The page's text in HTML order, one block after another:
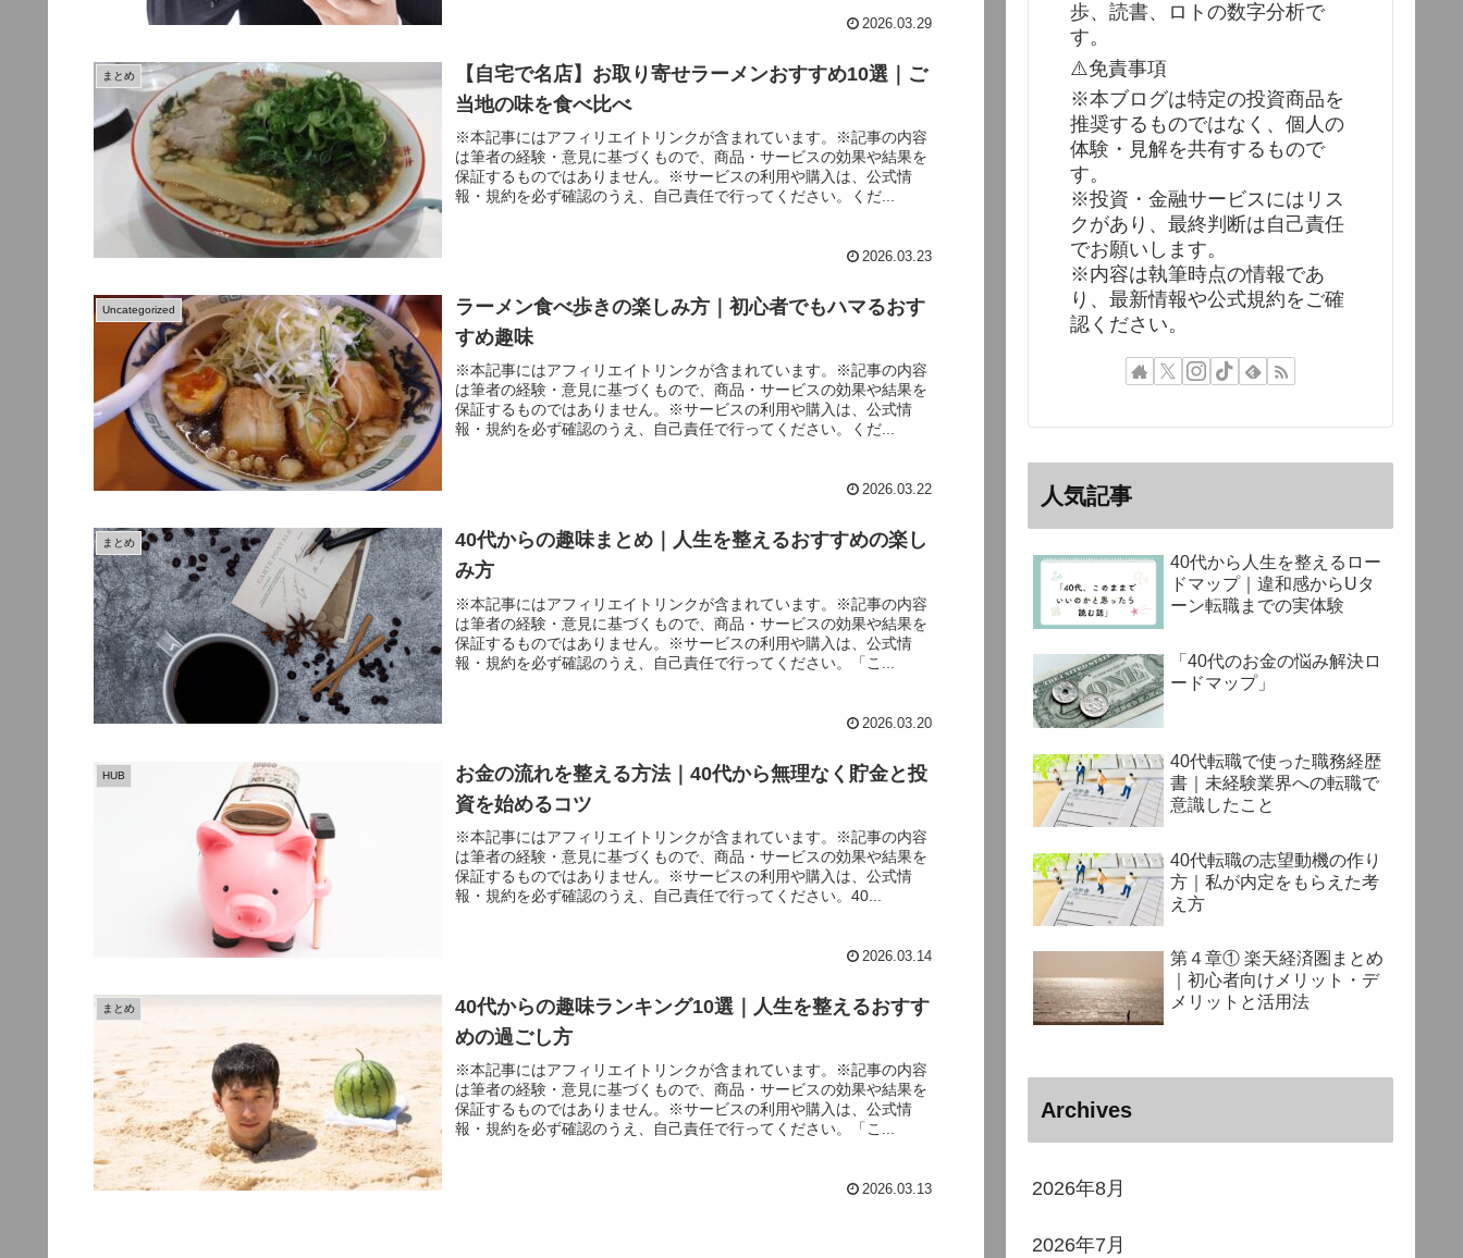
2026.03.29
まとめ
【自宅で名店】お取り寄せラーメンおすすめ10選｜ご
当地の味を食べ比べ
※本記事にはアフィリエイトリンクが含まれています。※記事の内容
は筆者の経験・意見に基づくもので、商品・サービスの効果や結果を
保証するものではありません。※サービスの利用や購入は、公式情
報・規約を必ず確認のうえ、自己責任で行ってください。くだ...
2026.03.23
Uncategorized
ラーメン食べ歩きの楽しみ方｜初心者でもハマるおす
すめ趣味
※本記事にはアフィリエイトリンクが含まれています。※記事の内容
は筆者の経験・意見に基づくもので、商品・サービスの効果や結果を
保証するものではありません。※サービスの利用や購入は、公式情
報・規約を必ず確認のうえ、自己責任で行ってください。くだ...
2026.03.22
まとめ
40代からの趣味まとめ｜人生を整えるおすすめの楽し
み方
※本記事にはアフィリエイトリンクが含まれています。※記事の内容
は筆者の経験・意見に基づくもので、商品・サービスの効果や結果を
保証するものではありません。※サービスの利用や購入は、公式情
報・規約を必ず確認のうえ、自己責任で行ってください。「こ...
2026.03.20
HUB
お金の流れを整える方法｜40代から無理なく貯金と投
資を始めるコツ
※本記事にはアフィリエイトリンクが含まれています。※記事の内容
は筆者の経験・意見に基づくもので、商品・サービスの効果や結果を
保証するものではありません。※サービスの利用や購入は、公式情
報・規約を必ず確認のうえ、自己責任で行ってください。40...
2026.03.14
まとめ
40代からの趣味ランキング10選｜人生を整えるおすす
めの過ごし方
※本記事にはアフィリエイトリンクが含まれています。※記事の内容
は筆者の経験・意見に基づくもので、商品・サービスの効果や結果を
保証するものではありません。※サービスの利用や購入は、公式情
報・規約を必ず確認のうえ、自己責任で行ってください。「こ...
2026.03.13
歩、読書、ロトの数字分析で
す。
⚠️免責事項
※本ブログは特定の投資商品を
推奨するものではなく、個人の
体験・見解を共有するもので
す。
※投資・金融サービスにはリス
クがあり、最終判断は自己責任
でお願いします。
※内容は執筆時点の情報であ
り、最新情報や公式規約をご確
認ください。
人気記事
40代から人生を整えるロー
ドマップ｜違和感からUタ
ーン転職までの実体験
「40代のお金の悩み解決ロ
ードマップ」
40代転職で使った職務経歴
書｜未経験業界への転職で
意識したこと
40代転職の志望動機の作り
方｜私が内定をもらえた考
え方
第４章① 楽天経済圏まとめ
｜初心者向けメリット・デ
メリットと活用法
Archives
2026年8月
2026年7月